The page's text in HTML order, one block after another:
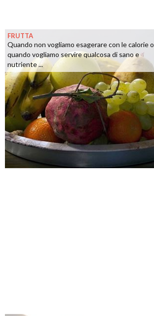
FRUTTA
Quando non vogliamo esagerare con le calorie o
quando vogliamo servire qualcosa di sano e
nutriente ...